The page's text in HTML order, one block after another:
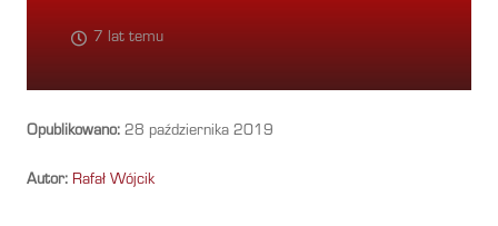
7 lat temu
Opublikowano: 28 października 2019
Autor: Rafał Wójcik